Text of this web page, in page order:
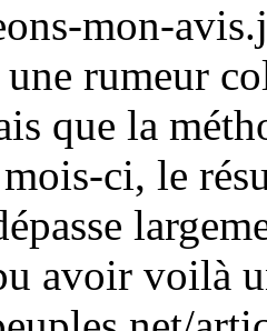
mon-
rumeur
que la
ci, le
avoir voilà